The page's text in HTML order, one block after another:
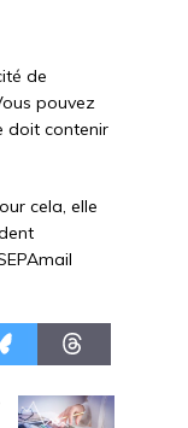
de
pouvez
doit contenir
cela, elle